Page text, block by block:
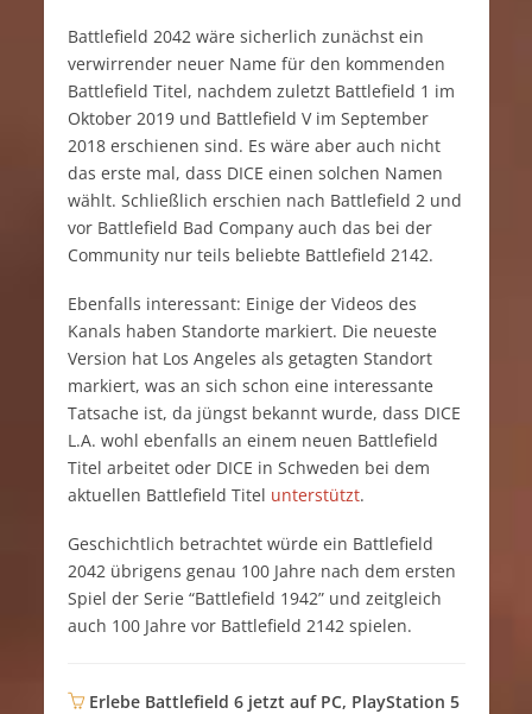
Battlefield 2042 wäre sicherlich zunächst ein
verwirrender neuer Name für den kommenden
Battlefield Titel, nachdem zuletzt Battlefield 1 im
Oktober 2019 und Battlefield V im September
2018 erschienen sind. Es wäre aber auch nicht
das erste mal, dass DICE einen solchen Namen
wählt. Schließlich erschien nach Battlefield 2 und
vor Battlefield Bad Company auch das bei der
Community nur teils beliebte Battlefield 2142.
Ebenfalls interessant: Einige der Videos des
Kanals haben Standorte markiert. Die neueste
Version hat Los Angeles als getagten Standort
markiert, was an sich schon eine interessante
Tatsache ist, da jüngst bekannt wurde, dass DICE
L.A. wohl ebenfalls an einem neuen Battlefield
Titel arbeitet oder DICE in Schweden bei dem
aktuellen Battlefield Titel unterstützt.
Geschichtlich betrachtet würde ein Battlefield
2042 übrigens genau 100 Jahre nach dem ersten
Spiel der Serie “Battlefield 1942” und zeitgleich
auch 100 Jahre vor Battlefield 2142 spielen.
Erlebe Battlefield 6 jetzt auf PC, PlayStation 5